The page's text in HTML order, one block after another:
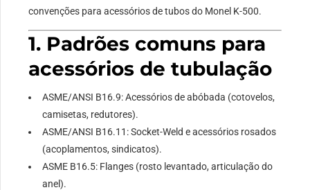
convenções para acessórios de tubos do Monel K-500.
1. Padrões comuns para
acessórios de tubulação
ASME/ANSI B16.9: Acessórios de abóbada (cotovelos,
camisetas, redutores).
ASME/ANSI B16.11: Socket-Weld e acessórios rosados
(acoplamentos, sindicatos).
ASME B16.5: Flanges (rosto levantado, articulação do
anel).